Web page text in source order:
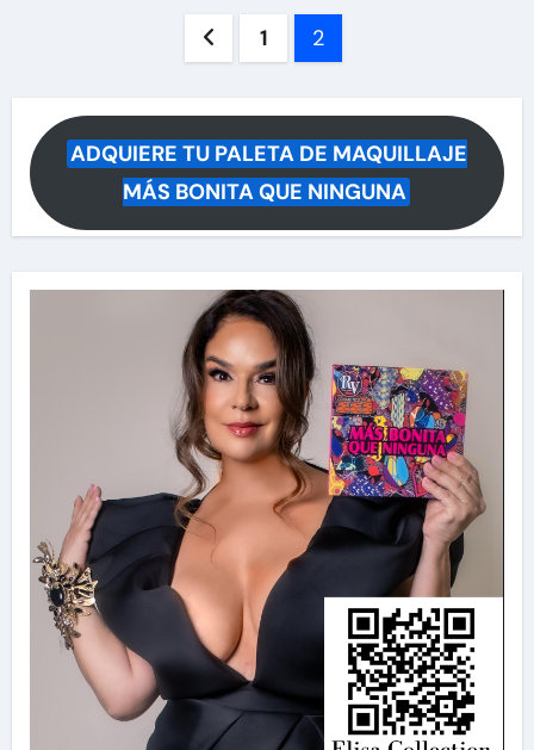
Paginación
entradas
1 2
ADQUIERE TU PALETA DE MAQUILLAJE
MÁS BONITA QUE NINGUNA